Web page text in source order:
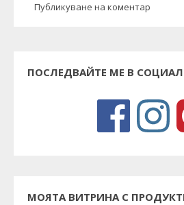
Публикуване на коментар
ПОСЛЕДВАЙТЕ МЕ В
МОЯТА ВИТРИНА С